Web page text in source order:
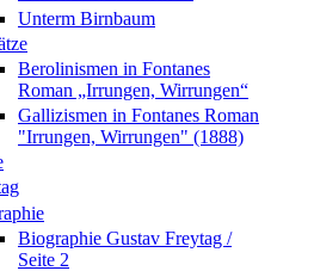
Unterm Birnbaum
Berolinismen in Fontanes
Roman „Irrungen, Wirrungen“
Gallizismen in Fontanes Roman
"Irrungen, Wirrungen" (1888)
Biographie Gustav Freytag /
Seite 2